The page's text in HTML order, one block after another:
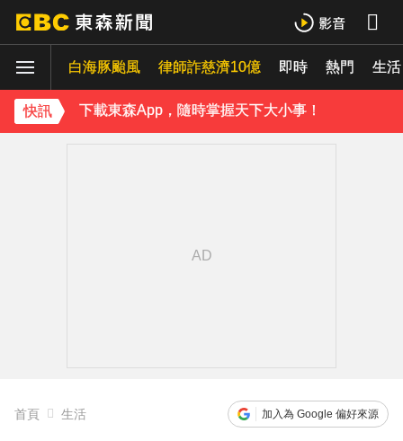
白海豚颱風 律師詐慈濟10億 即時 熱門 生活
快訊
下載東森App，隨時掌握天下大小事！
《理財達人秀》X 安聯投信免費講座報名中！搶先卡位 2027
下載東森App，隨時掌握天下大小事！
首頁 生活 加入為 Google 偏好來源